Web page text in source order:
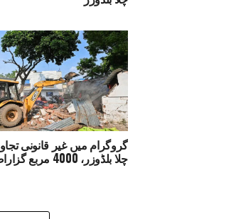
گروگرام میں غیر قانونی
چلا بلڈوزر، 4000 مربع گزاراضی آزاد